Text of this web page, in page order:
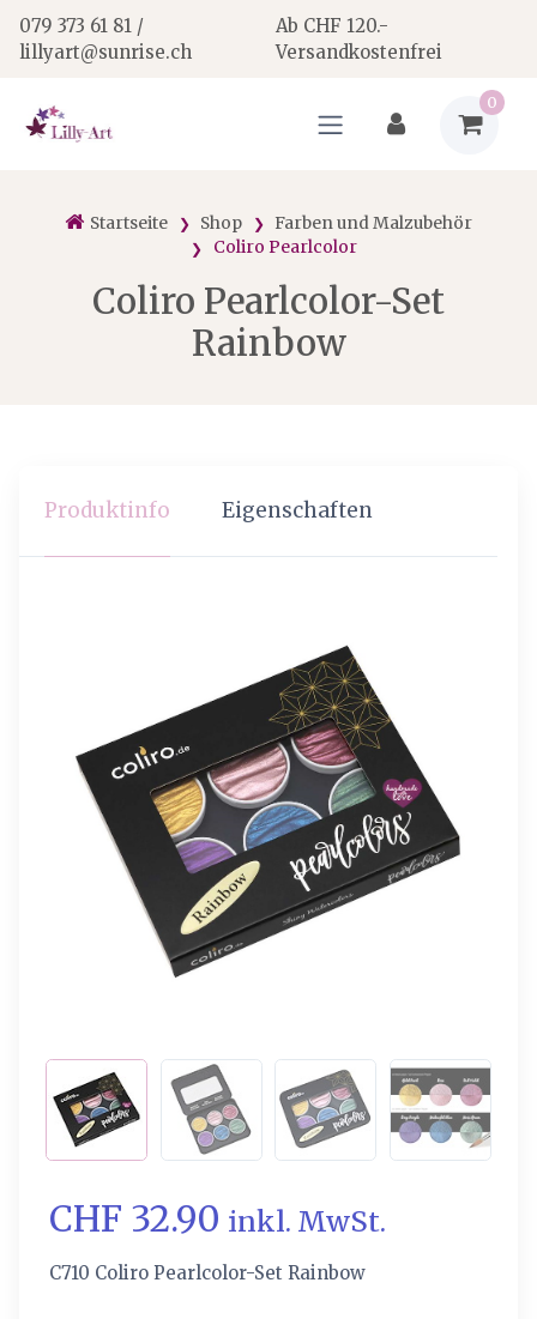
079 373 61 81 /
lillyart@sunrise.ch
Ab CHF 120.-
Versandkostenfrei
0
Startseite Shop
Farben und Malzubehör
Coliro Pearlcolor
Coliro Pearlcolor-Set
Rainbow
Produktinfo Eigenschaften
CHF 32.90 inkl. MwSt.
C710 Coliro Pearlcolor-Set Rainbow